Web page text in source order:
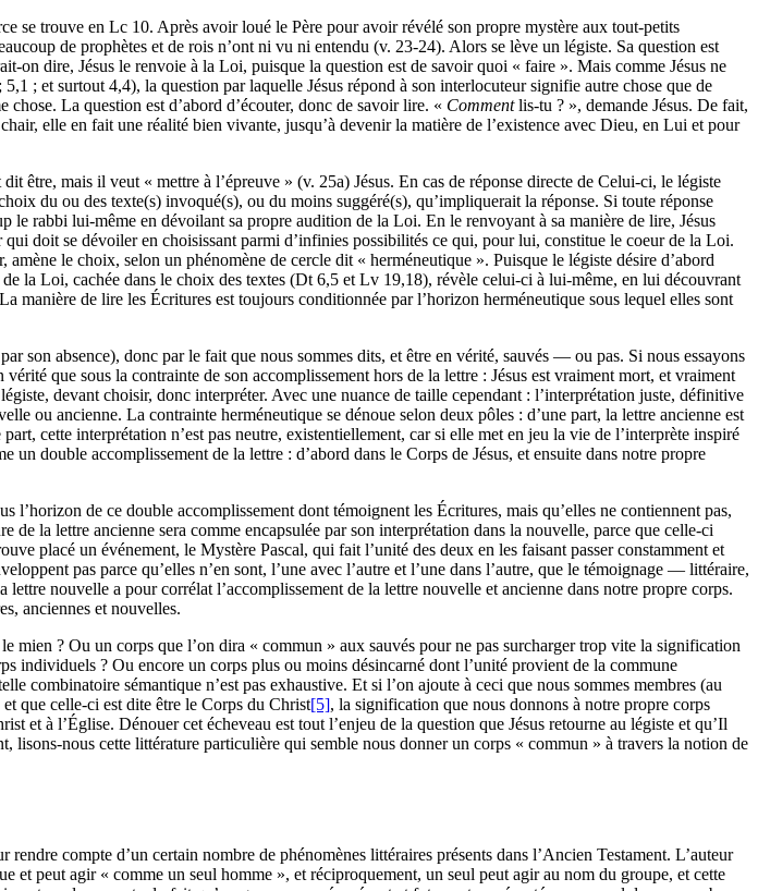
se trouve en Lc 10. Après avoir loué le Père pour avoir révélé son propre mystère aux tout-petits
de prophètes et de rois n’ont ni vu ni entendu (v. 23-24). Alors se lève un légiste. Sa question est
dire, Jésus le renvoie à la Loi, puisque la question est de savoir quoi « faire ». Mais comme Jésus ne
; et surtout 4,4), la question par laquelle Jésus répond à son interlocuteur signifie autre chose que de
La question est d’abord d’écouter, donc de savoir lire. « Commentlis-tu ? », demande Jésus. De fait,
elle en fait une réalité bien vivante, jusqu’à devenir la matière de l’existence avec Dieu, en Lui et pour
être, mais il veut « mettre à l’épreuve » (v. 25a) Jésus. En cas de réponse directe de Celui-ci, le légiste
du ou des texte(s) invoqué(s), ou du moins suggéré(s), qu’impliquerait la réponse. Si toute réponse
rabbi lui-même en dévoilant sa propre audition de la Loi. En le renvoyant à sa manière de lire, Jésus
doit se dévoiler en choisissant parmi d’infinies possibilités ce qui, pour lui, constitue le coeur de la Loi.
le choix, selon un phénomène de cercle dit « herméneutique ». Puisque le légiste désire d’abord
la Loi, cachée dans le choix des textes (Dt 6,5 et Lv 19,18), révèle celui-ci à lui-même, en lui découvrant
de lire les Écritures est toujours conditionnée par l’horizon herméneutique sous lequel elles sont
son absence), donc par le fait que nous sommes dits, et être en vérité, sauvés — ou pas. Si nous essayons
que sous la contrainte de son accomplissement hors de la lettre : Jésus est vraiment mort, et vraiment
devant choisir, donc interpréter. Avec une nuance de taille cependant : l’interprétation juste, définitive
ou ancienne. La contrainte herméneutique se dénoue selon deux pôles : d’une part, la lettre ancienne est
cette interprétation n’est pas neutre, existentiellement, car si elle met en jeu la vie de l’interprète inspiré
double accomplissement de la lettre : d’abord dans le Corps de Jésus, et ensuite dans notre propre
l’horizon de ce double accomplissement dont témoignent les Écritures, mais qu’elles ne contiennent pas,
la lettre ancienne sera comme encapsulée par son interprétation dans la nouvelle, parce que celle-ci
placé un événement, le Mystère Pascal, qui fait l’unité des deux en les faisant passer constamment et
pas parce qu’elles n’en sont, l’une avec l’autre et l’une dans l’autre, que le témoignage — littéraire,
nouvelle a pour corrélat l’accomplissement de la lettre nouvelle et ancienne dans notre propre corps.
anciennes et nouvelles.
? Ou un corps que l’on dira « commun » aux sauvés pour ne pas surcharger trop vite la signification
individuels ? Ou encore un corps plus ou moins désincarné dont l’unité provient de la commune
sémantique n’est pas exhaustive. Et si l’on ajoute à ceci que nous sommes membres (au
que celle-ci est dite être le Corps du Christ[5], la signification que nous donnons à notre propre corps
et à l’Église. Dénouer cet écheveau est tout l’enjeu de la question que Jésus retourne au légiste et qu’Il
lisons-nous cette littérature particulière qui semble nous donner un corps « commun » à travers la notion de
rendre compte d’un certain nombre de phénomènes littéraires présents dans l’Ancien Testament. L’auteur
et peut agir « comme un seul homme », et réciproquement, un seul peut agir au nom du groupe, et cette